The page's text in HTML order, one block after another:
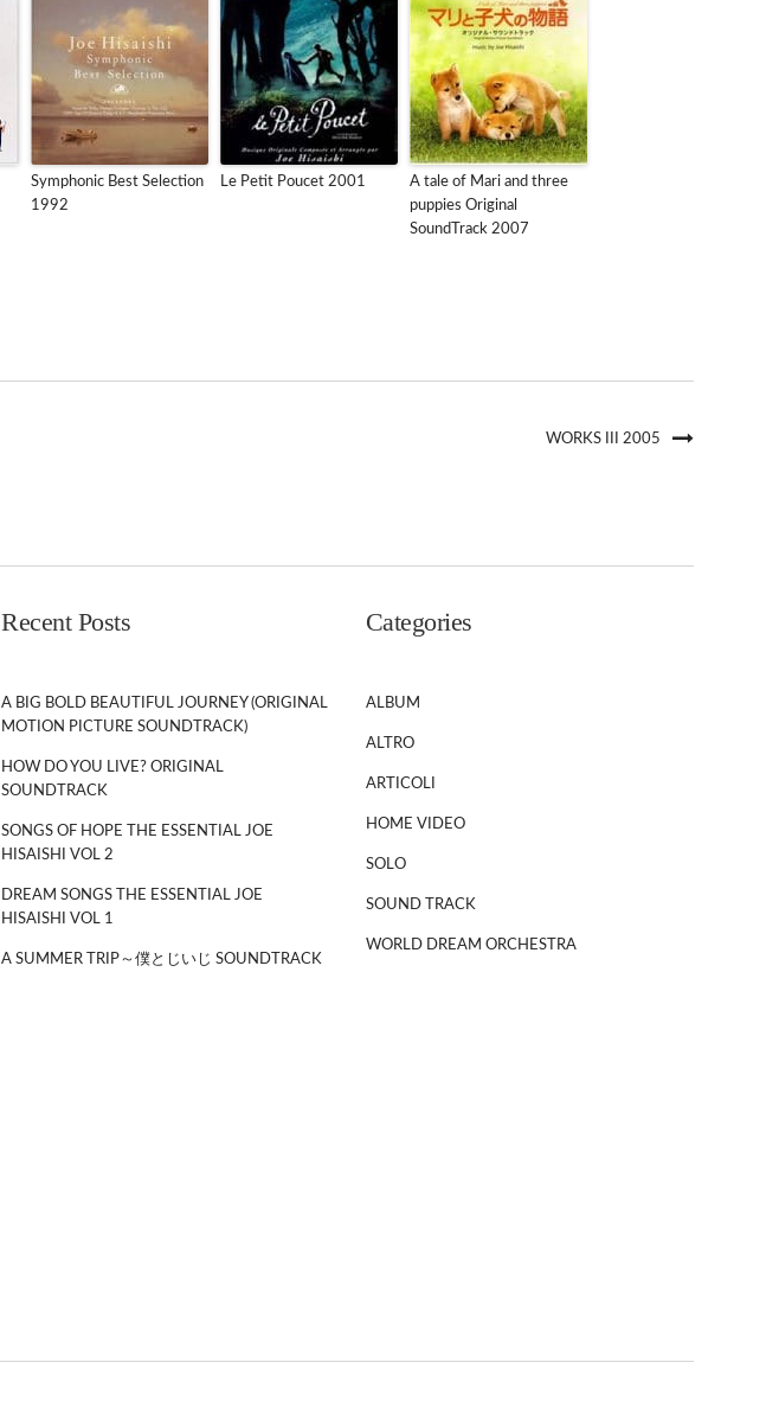
Symphonic Best Selection
1992
Le Petit Poucet 2001
A tale of Mari and three
puppies Original
SoundTrack 2007
WORKS III 2005
Recent Posts
A BIG BOLD BEAUTIFUL JOURNEY (ORIGINAL
MOTION PICTURE SOUNDTRACK)
HOW DO YOU LIVE? ORIGINAL
SOUNDTRACK
SONGS OF HOPE THE ESSENTIAL JOE
HISAISHI VOL 2
DREAM SONGS THE ESSENTIAL JOE
HISAISHI VOL 1
A SUMMER TRIP～僕とじいじ SOUNDTRACK
Categories
ALBUM
ALTRO
ARTICOLI
HOME VIDEO
SOLO
SOUND TRACK
WORLD DREAM ORCHESTRA